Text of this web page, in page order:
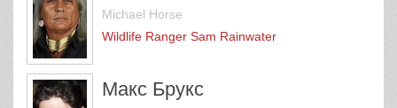
Michael Horse
Wildlife Ranger Sam Rainwater
Макс Брукс